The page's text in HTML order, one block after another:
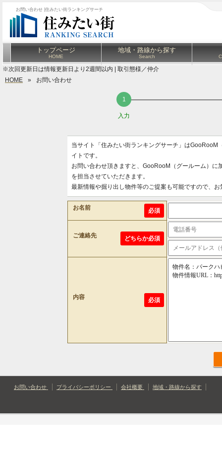
お問い合わせ |住みたい街ランキングサーチ
トップページ
HOME
地域・路線から探す
Search
※次回更新日は情報更新日より2週間以内 | 取引態様／仲介
HOME
» お問い合わせ
入力
当サイト「住みたい街ランキングサーチ」は
イトです。
お問い合わせ頂きますと、GooRooM（グールーム）
を担当させていただきます。
最新情報や掘り出し物件等のご提案も可能ですので、
お名前 必須
ご連絡先 どちらか必須
内容 必須
お問い合わせ プライバシーポリシー 会社概要 地域・路線から探す